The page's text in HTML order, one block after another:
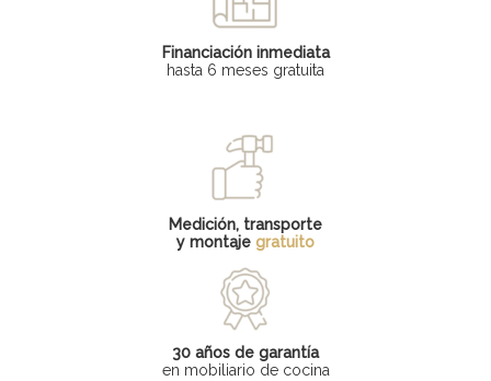
Financiación inmediata
hasta 6 meses gratuita
Medición, transporte
y montaje gratuito
30 años de garantía
en mobiliario de cocina